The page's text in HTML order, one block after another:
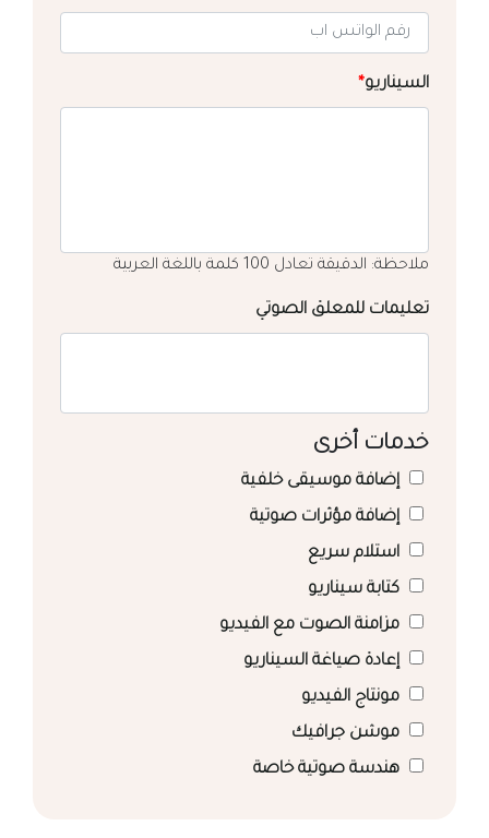
السيناريو*
ملاحظة: الدقيقة تعادل 100 كلمة باللغة العربية
تعليمات للمعلق الصوتي
خدمات أخرى
إضافة موسيقى خلفية
إضافة مؤثرات صوتية
استلام سريع
كتابة سيناريو
مزامنة الصوت مع الفيديو
إعادة صياغة السيناريو
مونتاج الفيديو
موشن جرافيك
هندسة صوتية خاصة